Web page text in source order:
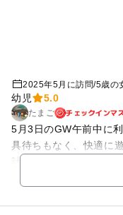
2025年5月に訪問/5歳の
幼児 5.0
たまご チェックインマ
5月3日のGW午前中に
具待ちもなく、快適に
計5名で3時間遊べて
入り口付近で靴は下駄